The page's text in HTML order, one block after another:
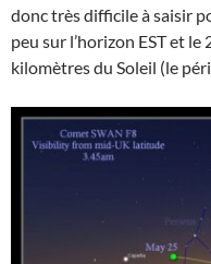
donc très difficile à saisir
peu sur l’horizon EST et
kilomètres du Soleil (le